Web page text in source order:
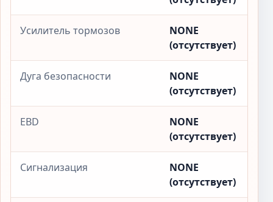
Усилитель тормозов
NONE
(отсутствует)
Дуга безопасности
NONE
(отсутствует)
EBD
NONE
(отсутствует)
Сигнализация
NONE
(отсутствует)